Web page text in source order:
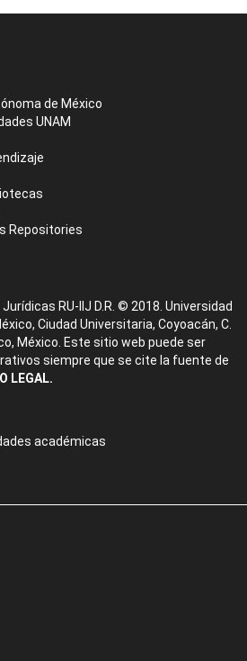
de México
UNAM
Repositories
RU-IIJ D.R. © 2018. Universidad
Ciudad Universitaria, Coyoacán, C.
México. Este sitio web puede ser
siempre que se cite la fuente de
LEGAL.
académicas